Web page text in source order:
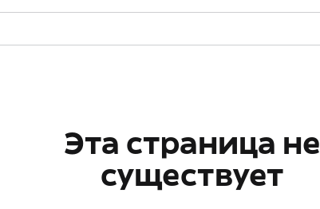
Эта страница не
существует